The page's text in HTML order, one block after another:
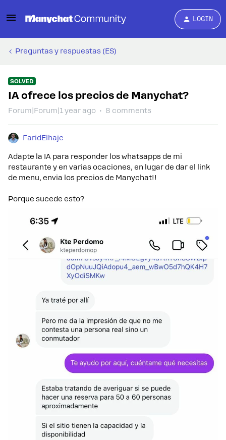
LOGIN
Preguntas y respuestas (ES)
SOLVED
IA ofrece los precios de Manychat?
Forum|Forum|1 year ago 8 comments
FaridElhaje
Adapte la IA para responder los whatsapps de mi
restaurante y en varias ocaciones, en lugar de dar el link
de menu, envia los precios de Manychat!!
Porque sucede esto?